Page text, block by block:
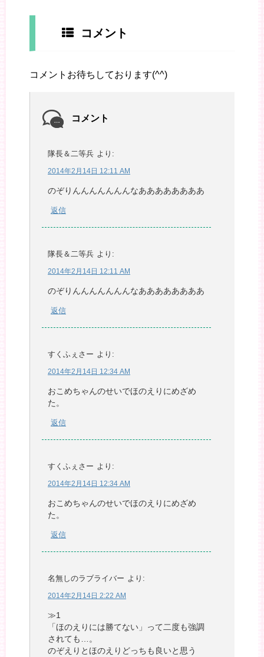
コメント
コメントお待ちしております(^^)
コメント
隊長＆二等兵 より:
2014年2月14日 12:11 AM
のぞりんんんんんんんなああああああああ
返信
隊長＆二等兵 より:
2014年2月14日 12:11 AM
のぞりんんんんんんんなああああああああ
返信
すくふぇさー より:
2014年2月14日 12:34 AM
おこめちゃんのせいでほのえりにめざめ
た。
返信
すくふぇさー より:
2014年2月14日 12:34 AM
おこめちゃんのせいでほのえりにめざめ
た。
返信
名無しのラブライバー より:
2014年2月14日 2:22 AM
≫1
「ほのえりには勝てない」って二度も強調
されても…。
のぞえりとほのえりどっちも良いと思う